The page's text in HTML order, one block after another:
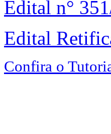
Edital n°
Edital
Confira o